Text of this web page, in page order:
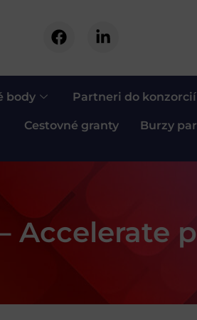
body Partneri do konzorcií
Cestovné granty Burzy
Accelerate